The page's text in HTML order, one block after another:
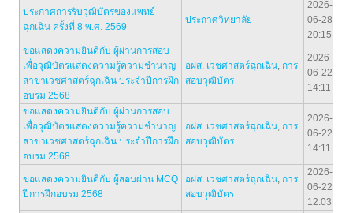
ประกาศการรับวุฒิบัตรของแพทย์
ฉุกเฉิน ครั้งที่ 8 พ.ศ. 2569
ประกาศวิทยาลัย
2026-
06-28
20:15
ขอแสดงความยินดีกับ ผู้ผ่านการสอบ
เพื่อวุฒิบัตรแสดงความรู้ความชำนาญ
สาขาเวชศาสตร์ฉุกเฉิน ประจำปีการฝึก
อบรม 2568
อฝส. เวชศาสตร์ฉุกเฉิน, การ
สอบวุฒิบัตร
2026-
06-22
14:11
ขอแสดงความยินดีกับ ผู้ผ่านการสอบ
เพื่อวุฒิบัตรแสดงความรู้ความชำนาญ
สาขาเวชศาสตร์ฉุกเฉิน ประจำปีการฝึก
อบรม 2568
อฝส. เวชศาสตร์ฉุกเฉิน, การ
สอบวุฒิบัตร
2026-
06-22
14:11
ขอแสดงความยินดีกับ ผู้สอบผ่าน MCQ
ปีการฝึกอบรม 2568
อฝส. เวชศาสตร์ฉุกเฉิน, การ
สอบวุฒิบัตร
2026-
06-22
12:03